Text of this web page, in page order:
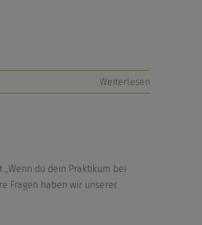
Weiterlesen
du dein Praktikum bei
Fragen haben wir unserer